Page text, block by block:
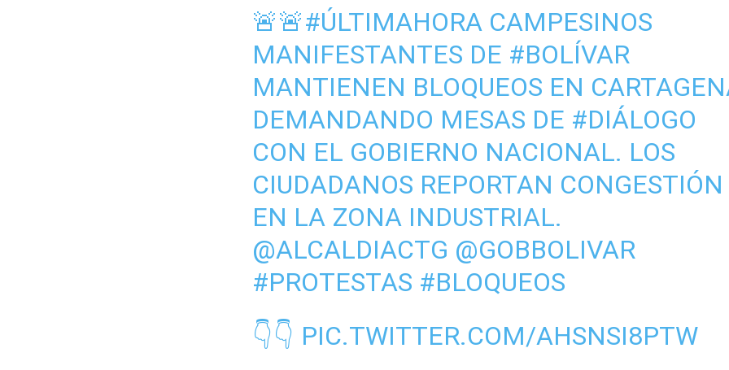
🚨🚨#ÚLTIMAHORA CAMPESINOS
MANIFESTANTES DE #BOLÍVAR
MANTIENEN BLOQUEOS EN
DEMANDANDO MESAS DE #DIÁLOGO
CON EL GOBIERNO NACIONAL. LOS
CIUDADANOS REPORTAN CONGESTIÓN
EN LA ZONA INDUSTRIAL.
@ALCALDIACTG @GOBBOLIVAR
#PROTESTAS #BLOQUEOS
👇👇 PIC.TWITTER.COM/AHSNSI8PTW